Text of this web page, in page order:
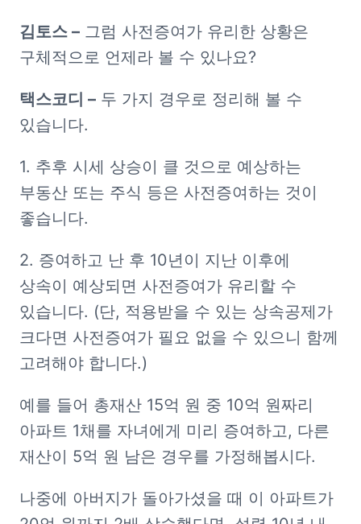
김토스 – 그럼 사전증여가 유리한 상황은
구체적으로 언제라 볼 수 있나요?
​택스코디 – 두 가지 경우로 정리해 볼 수
있습니다.
1. 추후 시세 상승이 클 것으로 예상하는
부동산 또는 주식 등은 사전증여하는 것이
좋습니다.
2. 증여하고 난 후 10년이 지난 이후에
상속이 예상되면 사전증여가 유리할 수
있습니다. (단, 적용받을 수 있는 상속공제가
크다면 사전증여가 필요 없을 수 있으니 함께
고려해야 합니다.)
예를 들어 총재산 15억 원 중 10억 원짜리
아파트 1채를 자녀에게 미리 증여하고, 다른
재산이 5억 원 남은 경우를 가정해봅시다.
나중에 아버지가 돌아가셨을 때 이 아파트가